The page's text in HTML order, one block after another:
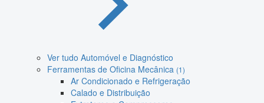
Ver tudo Automóvel e Diagnóstico
Ferramentas de Oficina Mecânica (1)
Ar Condicionado e Refrigeração
Calado e Distribuição